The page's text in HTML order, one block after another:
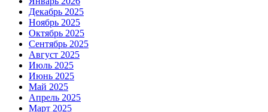
Декабрь 2025
Ноябрь 2025
Октябрь 2025
Сентябрь 2025
Август 2025
Июль 2025
Июнь 2025
Май 2025
Апрель 2025
Март 2025